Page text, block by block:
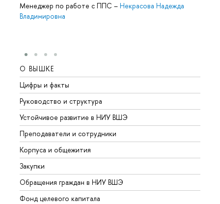
Менеджер по работе с ППС – Некрасова Надежда
Владимировна
О ВЫШКЕ
Цифры и факты
Руководство и структура
Устойчивое развитие в НИУ ВШЭ
Преподаватели и сотрудники
Корпуса и общежития
Закупки
Обращения граждан в НИУ ВШЭ
Фонд целевого капитала